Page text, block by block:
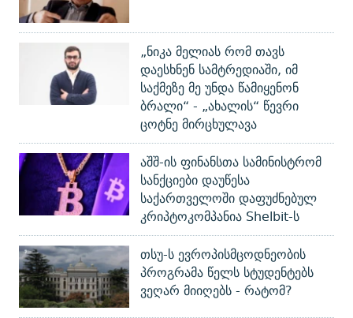
„ნიკა მელიას რომ თავს
დაესხნენ სამტრედიაში, იმ
საქმეზე მე უნდა წამიყენონ
ბრალი“ - „ახალის“ წევრი
ცოტნე მირცხულავა
აშშ-ის ფინანსთა სამინისტრომ
სანქციები დაუწესა
საქართველოში დაფუძნებულ
კრიპტოკომპანია Shelbit-ს
თსუ-ს ევროპისმცოდნეობის
პროგრამა წელს სტუდენტებს
ვეღარ მიიღებს - რატომ?